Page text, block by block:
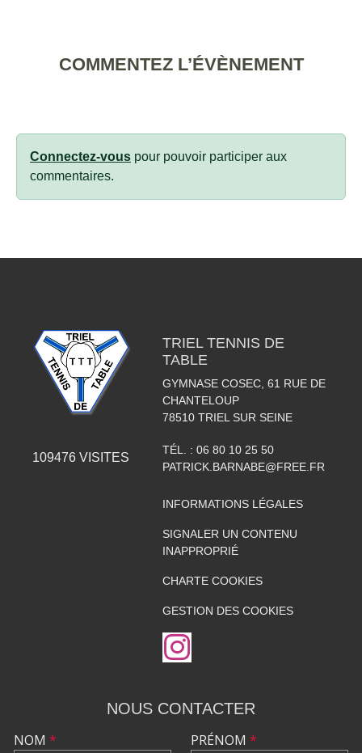
COMMENTEZ L’ÉVÈNEMENT
Connectez-vous pour pouvoir participer aux
commentaires.
109476 VISITES
TRIEL TENNIS DE
TABLE
GYMNASE COSEC, 61 RUE DE
CHANTELOUP
78510 TRIEL SUR SEINE
TÉL. : 06 80 10 25 50
PATRICK.BARNABE@FREE.FR
INFORMATIONS LÉGALES
SIGNALER UN CONTENU
INAPPROPRIÉ
CHARTE COOKIES
GESTION DES COOKIES
NOUS CONTACTER
NOM * PRÉNOM *